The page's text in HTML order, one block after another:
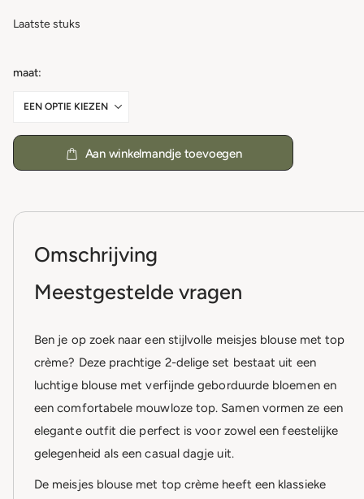
Laatste stuks
maat
Aan winkelmandje toevoegen
Omschrijving
Meestgestelde vragen
Ben je op zoek naar een stijlvolle meisjes blouse met top
crème? Deze prachtige 2-delige set bestaat uit een
luchtige blouse met verfijnde geborduurde bloemen en
een comfortabele mouwloze top. Samen vormen ze een
elegante outfit die perfect is voor zowel een feestelijke
gelegenheid als een casual dagje uit.
De meisjes blouse met top crème heeft een klassieke